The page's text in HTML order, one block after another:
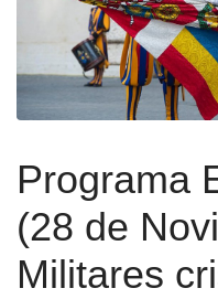
Programa
(28 de
Militares